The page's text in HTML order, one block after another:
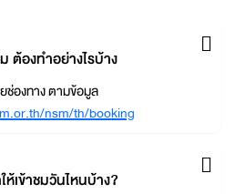
ต้องทำอย่างไรบ้าง
ช่องทาง ตามข้อมูล
nsm/th/booking
เข้าชมวันไหนบ้าง?